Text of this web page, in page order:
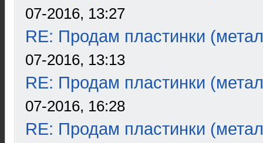
07-2016, 13:27
RE: Продам пластинки
07-2016, 13:13
RE: Продам пластинки
07-2016, 16:28
RE: Продам пластинки